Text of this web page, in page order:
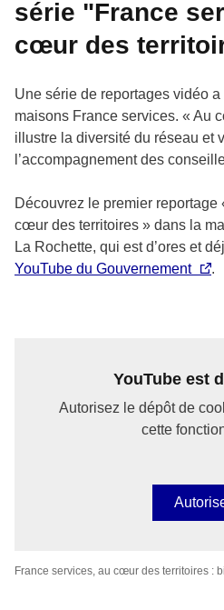
série "France
cœur des
Une série de reportages vidéo
maisons France services. « Au
illustre la diversité du réseau et
l’accompagnement des
Découvrez le premier reportage
cœur des territoires » dans la
La Rochette, qui est d’ores et
YouTube du Gouvernement
.
YouTube est
Autorisez le dépôt de
cette
France services, au cœur des territoires :